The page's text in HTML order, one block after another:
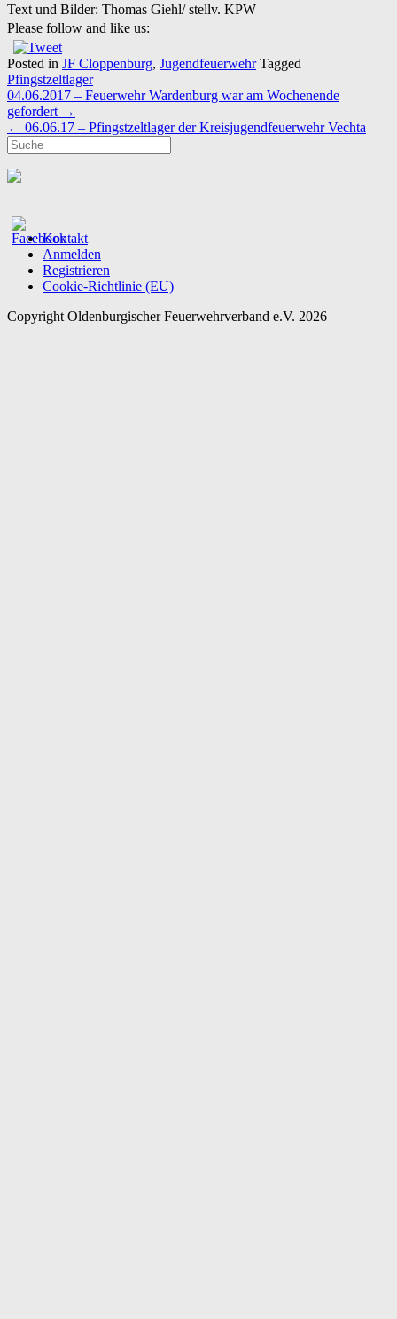
Text und Bilder: Thomas Giehl/ stellv. KPW
Please follow and like us:
Posted in JF Cloppenburg, Jugendfeuerwehr Tagged
Pfingstzeltlager
Post
navigation
04.06.2017 – Feuerwehr Wardenburg war am Wochenende
gefordert →
← 06.06.17 – Pfingstzeltlager der Kreisjugendfeuerwehr Vechta
Kontakt
Anmelden
Registrieren
Cookie-Richtlinie (EU)
Copyright Oldenburgischer Feuerwehrverband e.V. 2026